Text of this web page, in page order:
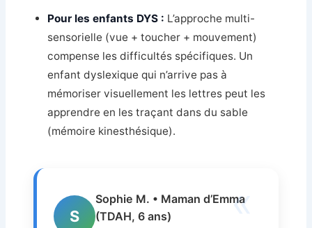
Pour les enfants DYS : L’approche multi-
sensorielle (vue + toucher + mouvement)
compense les difficultés spécifiques. Un
enfant dyslexique qui n’arrive pas à
mémoriser visuellement les lettres peut les
apprendre en les traçant dans du sable
(mémoire kinesthésique).
«
S
Sophie M. • Maman d’Emma
(TDAH, 6 ans)